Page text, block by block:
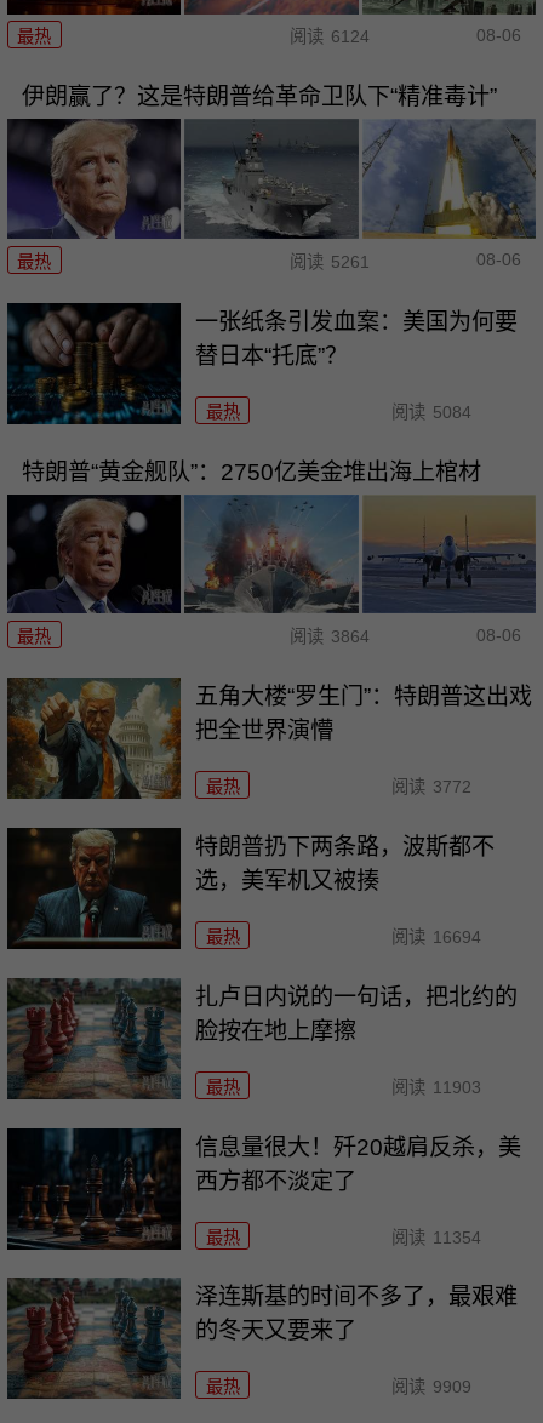
最热 阅读 6124 08-06
伊朗赢了？这是特朗普给革命卫队下“精准毒计”
最热 阅读 5261 08-06
一张纸条引发血案：美国为何要
替日本“托底”？
最热 阅读 5084
特朗普“黄金舰队”：2750亿美金堆出海上棺材
最热 阅读 3864 08-06
五角大楼“罗生门”：特朗普这出戏
把全世界演懵
最热 阅读 3772
特朗普扔下两条路，波斯都不
选，美军机又被揍
最热 阅读 16694
扎卢日内说的一句话，把北约的
脸按在地上摩擦
最热 阅读 11903
信息量很大！歼20越肩反杀，美
西方都不淡定了
最热 阅读 11354
泽连斯基的时间不多了，最艰难
的冬天又要来了
最热 阅读 9909